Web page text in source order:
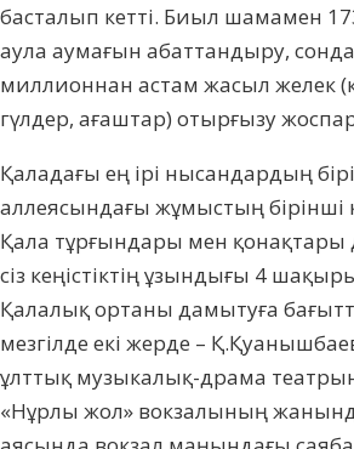
басталып кетті. Биыл шамамен
аула аумағын абаттандыру,
миллионнан астам жасыл желек
гүлдер, ағаштар) отырғызу
Қаладағы ең ірі нысандардың
аллеясындағы жұмыстың бірінші
Қала тұрғындары мен қо­нақ­тары
сіз кеңістіктің ұзындығы 4
Қалалық ортаны дамытуға
мезгілде екі жерде –
ұлттық музыкалық-дра­ма
«Нұрлы жол» вокзалының